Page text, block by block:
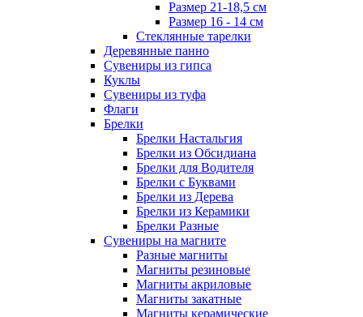
Размер 21-18,5 см
Размер 16 - 14 см
Стеклянные тарелки
Деревянные панно
Сувениры из гипса
Куклы
Сувениры из туфа
Флаги
Брелки
Брелки Настальгия
Брелки из Обсидиана
Брелки для Водителя
Брелки с Буквами
Брелки из Дерева
Брелки из Керамики
Брелки Разные
Сувениры на магните
Разные магниты
Магниты резиновые
Магниты акриловые
Магниты закатные
Магниты керамические